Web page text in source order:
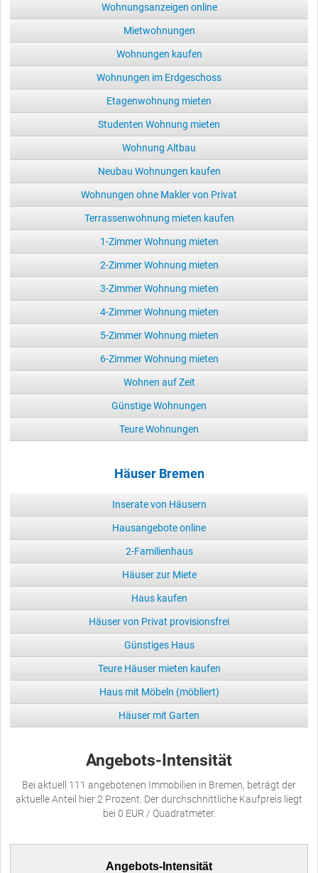
Wohnungsanzeigen online
Mietwohnungen
Wohnungen kaufen
Wohnungen im Erdgeschoss
Etagenwohnung mieten
Studenten Wohnung mieten
Wohnung Altbau
Neubau Wohnungen kaufen
Wohnungen ohne Makler von Privat
Terrassenwohnung mieten kaufen
1-Zimmer Wohnung mieten
2-Zimmer Wohnung mieten
3-Zimmer Wohnung mieten
4-Zimmer Wohnung mieten
5-Zimmer Wohnung mieten
6-Zimmer Wohnung mieten
Wohnen auf Zeit
Günstige Wohnungen
Teure Wohnungen
Häuser Bremen
Inserate von Häusern
Hausangebote online
2-Familienhaus
Häuser zur Miete
Haus kaufen
Häuser von Privat provisionsfrei
Günstiges Haus
Teure Häuser mieten kaufen
Haus mit Möbeln (möbliert)
Häuser mit Garten
Angebots-Intensität
Bei aktuell 111 angebotenen Immobilien in Bremen, beträgt der
aktuelle Anteil hier 2 Prozent. Der durchschnittliche Kaufpreis liegt
bei 0 EUR / Quadratmeter.
Angebots-Intensität